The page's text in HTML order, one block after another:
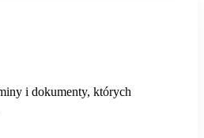
i dokumenty, których